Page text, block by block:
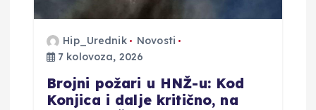
a
Hip_Urednik
Novosti
7 kolovoza, 2026
Brojni požari u HNŽ-u: Kod
Konjica i dalje kritično, na